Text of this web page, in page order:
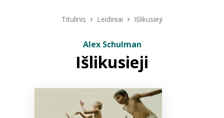
Titulinis Leidiniai Išlikusieji
Alex Schulman
Išlikusieji